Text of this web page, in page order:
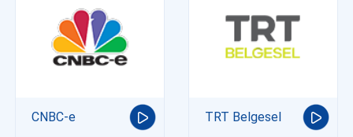
CNBC-e TRT Belgesel